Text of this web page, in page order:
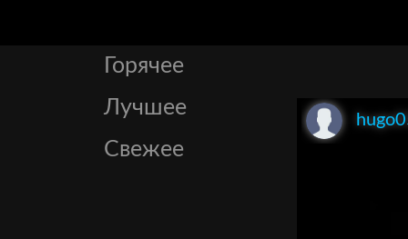
Горячее
Лучшее
Свежее